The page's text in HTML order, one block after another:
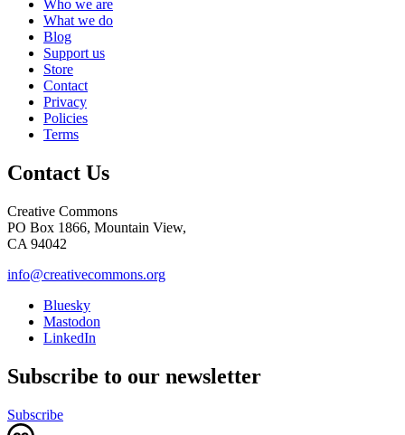
Who we are
What we do
Blog
Support us
Store
Contact
Privacy
Policies
Terms
Contact Us
Creative Commons
PO Box 1866, Mountain View,
CA 94042
info@creativecommons.org
Bluesky
Mastodon
LinkedIn
Subscribe to our newsletter
Subscribe